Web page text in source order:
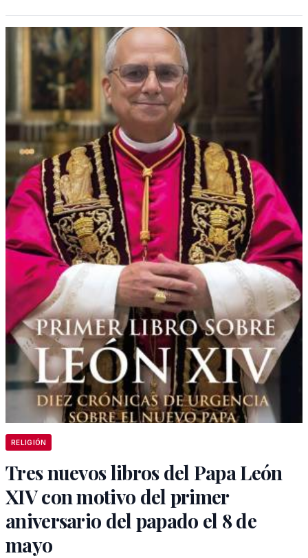
RELIGIÓN
Tres nuevos libros del Papa León
XIV con motivo del primer
aniversario del papado el 8 de
mayo